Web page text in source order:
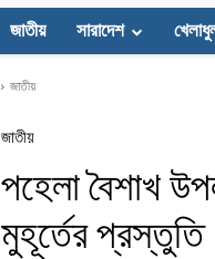
জাতীয় সারাদেশ
জাতীয়
জাতীয়
পহেলা বৈশাখ
মুহূর্তের প্রস্তুতি